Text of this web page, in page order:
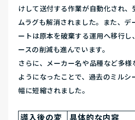
けして送付する作業が自動化され、
ムラグも解消されました。また、デ
ートは原本を破棄する運用へ移行し
ースの削減も進んでいます。
さらに、メーカー名や品種など多様
ようになったことで、過去のミルシ
幅に短縮されました。
導入後の変 具体的な内容